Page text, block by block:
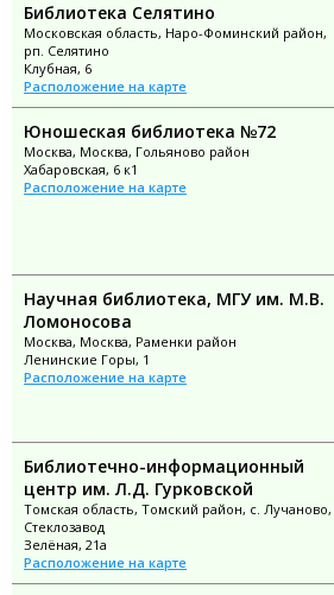
Библиотека Селятино
Московская область, Наро-Фоминский район,
рп. Селятино
Клубная, 6
Расположение на карте
Юношеская библиотека №72
Москва, Москва, Гольяново район
Хабаровская, 6 к1
Расположение на карте
Научная библиотека, МГУ им. М.В.
Ломоносова
Москва, Москва, Раменки район
Ленинские Горы, 1
Расположение на карте
Библиотечно-информационный
центр им. Л.Д. Гурковской
Томская область, Томский район, с. Лучаново,
Стеклозавод
Зелёная, 21а
Расположение на карте